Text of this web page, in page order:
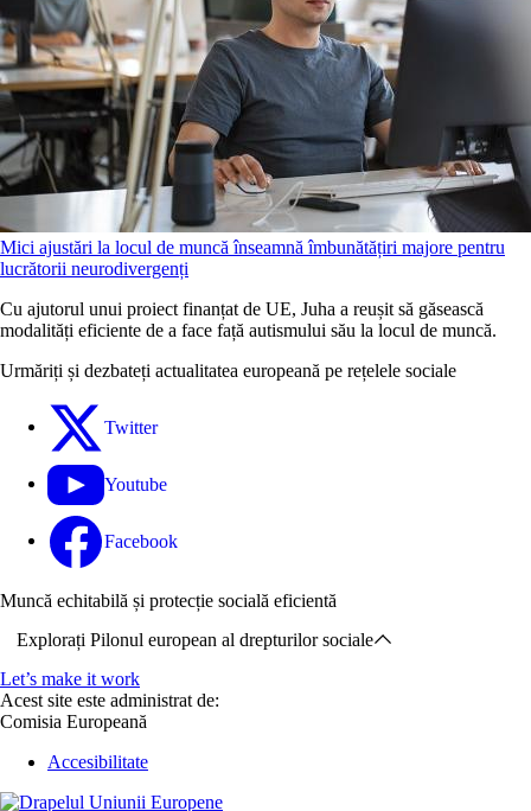
Mici ajustări la locul de muncă înseamnă îmbunătățiri majore pentru
lucrătorii neurodivergenți
Cu ajutorul unui proiect finanțat de UE, Juha a reușit să găsească
modalități eficiente de a face față autismului său la locul de muncă.
Urmăriți și dezbateți actualitatea europeană pe rețelele sociale
Twitter
Youtube
Facebook
Muncă echitabilă și protecție socială eficientă
Explorați Pilonul european al drepturilor sociale
Let’s make it work
Acest site este administrat de:
Comisia Europeană
Accesibilitate